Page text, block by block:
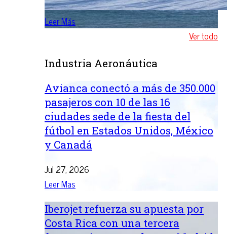
Leer Más
Ver todo
Industria Aeronáutica
Avianca conectó a más de 350.000
pasajeros con 10 de las 16
ciudades sede de la fiesta del
fútbol en Estados Unidos, México
y Canadá
Jul 27, 2026
Leer Mas
Iberojet refuerza su apuesta por
Costa Rica con una tercera